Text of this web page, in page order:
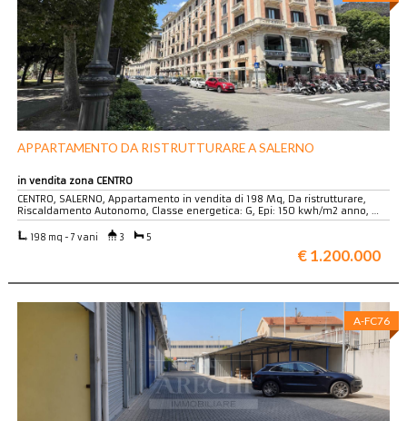
APPARTAMENTO DA RISTRUTTURARE A SALERNO
in vendita zona CENTRO
CENTRO, SALERNO, Appartamento in vendita di 198 Mq, Da ristrutturare,
Riscaldamento Autonomo, Classe energetica: G, Epi: 150 kwh/m2 anno, …
198 mq - 7 vani 3 5
€ 1.200.000
A-FC76